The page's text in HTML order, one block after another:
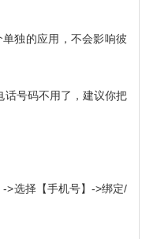
独的应用，不会影响彼
话号码不用了，建议你把
>选择【手机号】->绑定/